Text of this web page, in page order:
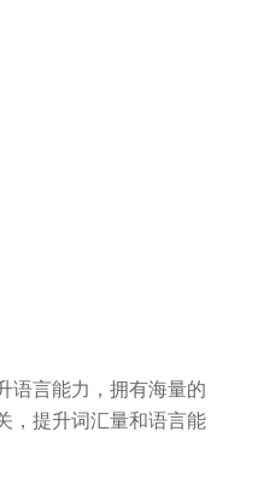
语言能力，拥有海量的
，提升词汇量和语言能